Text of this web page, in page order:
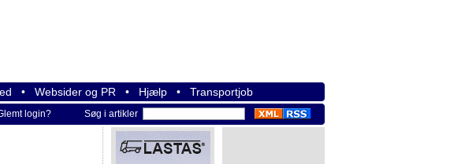
• Websider og PR • Hjælp • Transportjob
login? Søg i artikler